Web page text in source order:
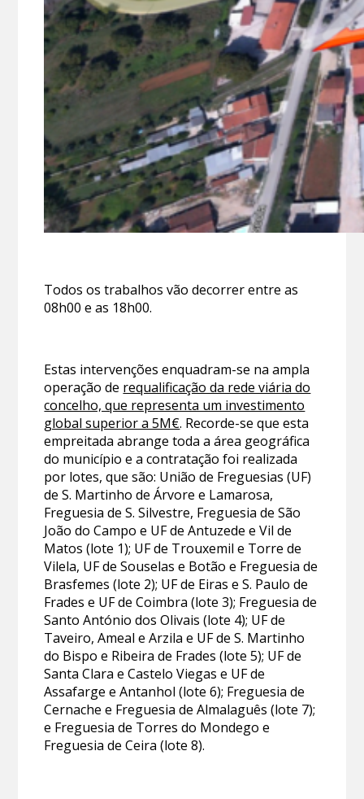
Todos os trabalhos vão decorrer entre as
08h00 e as 18h00.
Estas intervenções enquadram-se na ampla
operação de requalificação da rede viária do
concelho, que representa um investimento
global superior a 5M€. Recorde-se que esta
empreitada abrange toda a área geográfica
do município e a contratação foi realizada
por lotes, que são: União de Freguesias (UF)
de S. Martinho de Árvore e Lamarosa,
Freguesia de S. Silvestre, Freguesia de São
João do Campo e UF de Antuzede e Vil de
Matos (lote 1); UF de Trouxemil e Torre de
Vilela, UF de Souselas e Botão e Freguesia de
Brasfemes (lote 2); UF de Eiras e S. Paulo de
Frades e UF de Coimbra (lote 3); Freguesia de
Santo António dos Olivais (lote 4); UF de
Taveiro, Ameal e Arzila e UF de S. Martinho
do Bispo e Ribeira de Frades (lote 5); UF de
Santa Clara e Castelo Viegas e UF de
Assafarge e Antanhol (lote 6); Freguesia de
Cernache e Freguesia de Almalaguês (lote 7);
e Freguesia de Torres do Mondego e
Freguesia de Ceira (lote 8).